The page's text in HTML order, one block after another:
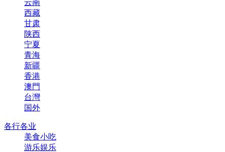
云南
西藏
甘肃
陕西
宁夏
青海
新疆
香港
澳門
台灣
国外
各行各业
美食小吃
游乐娱乐